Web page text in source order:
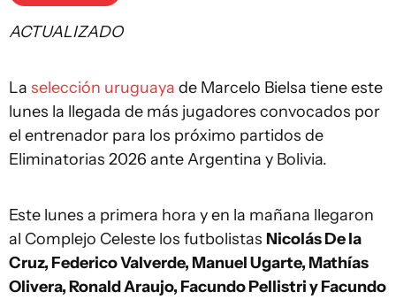
ACTUALIZADO
La selección uruguaya de Marcelo Bielsa tiene este
lunes la llegada de más jugadores convocados por
el entrenador para los próximo partidos de
Eliminatorias 2026 ante Argentina y Bolivia.
Este lunes a primera hora y en la mañana llegaron
al Complejo Celeste los futbolistas Nicolás De la
Cruz, Federico Valverde, Manuel Ugarte, Mathías
Olivera, Ronald Araujo, Facundo Pellistri y Facundo